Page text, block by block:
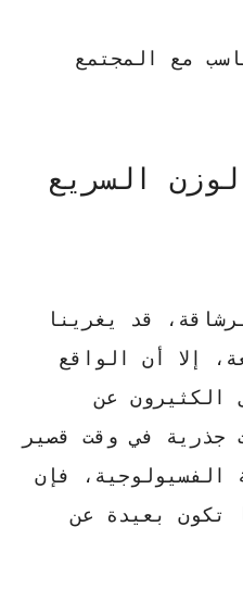
مع المجتمع
السريع
قد يغرينا
إلا أن الواقع
الكثيرون عن
جذرية في وقت قصير
الفسيولوجية، فإن
تكون بعيدة عن